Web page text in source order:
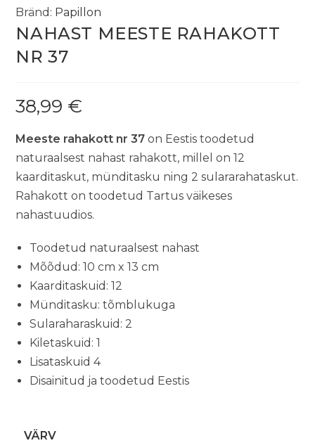
Bränd: Papillon
NAHAST MEESTE RAHAKOTT
NR 37
38,99 €
Meeste rahakott nr 37on Eestis toodetud
naturaalsest nahast rahakott, millel on 12
kaarditaskut, münditasku ning 2 sulararahataskut.
Rahakott on toodetud Tartus väikeses
nahastuudios.
Toodetud naturaalsest nahast
Mõõdud: 10 cm x 13 cm
Kaarditaskuid: 12
Münditasku: tõmblukuga
Sularaharaskuid: 2
Kiletaskuid: 1
Lisataskuid 4
Disainitud ja toodetud Eestis
VÄRV